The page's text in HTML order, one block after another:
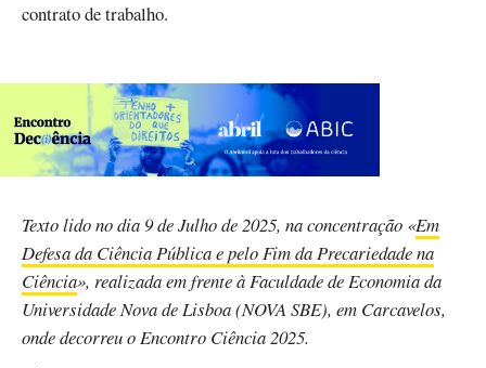
contrato de trabalho.
Texto lido no dia 9 de Julho de 2025, na concentração «Em
Defesa da Ciência Pública e pelo Fim da Precariedade na
Ciência», realizada em frente à Faculdade de Economia da
Universidade Nova de Lisboa (NOVA SBE), em Carcavelos,
onde decorreu o Encontro Ciência 2025.